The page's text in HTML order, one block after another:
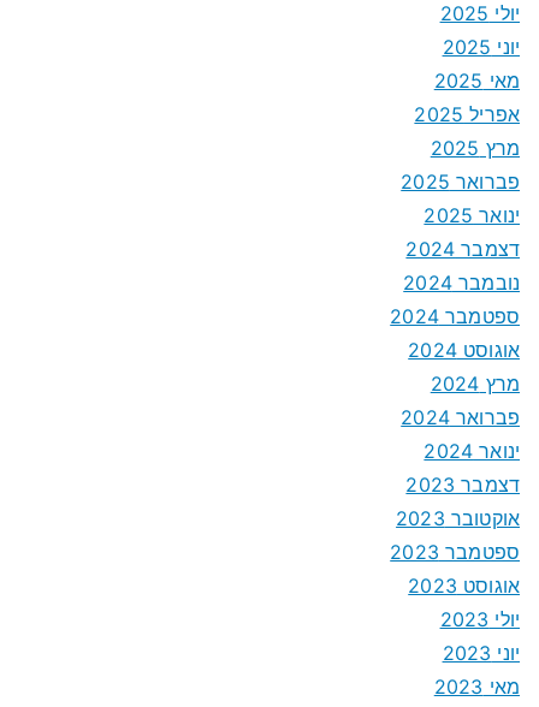
יולי 2025
יוני 2025
מאי 2025
אפריל 2025
מרץ 2025
פברואר 2025
ינואר 2025
דצמבר 2024
נובמבר 2024
ספטמבר 2024
אוגוסט 2024
מרץ 2024
פברואר 2024
ינואר 2024
דצמבר 2023
אוקטובר 2023
ספטמבר 2023
אוגוסט 2023
יולי 2023
יוני 2023
מאי 2023